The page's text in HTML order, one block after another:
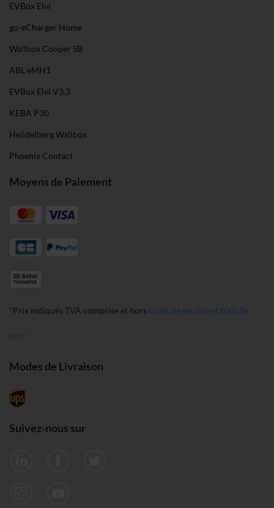
EVBox Elvi
go-eCharger Home
Wallbox Cooper SB
ABL eMH1
EVBox Elvi V3.3
KEBA P30
Heildelberg Wallbox
Phoenix Contact
Moyens de Paiement
*Prix indiqués TVA comprise et hors coûts de service et frais de
port
Modes de Livraison
Suivez-nous sur